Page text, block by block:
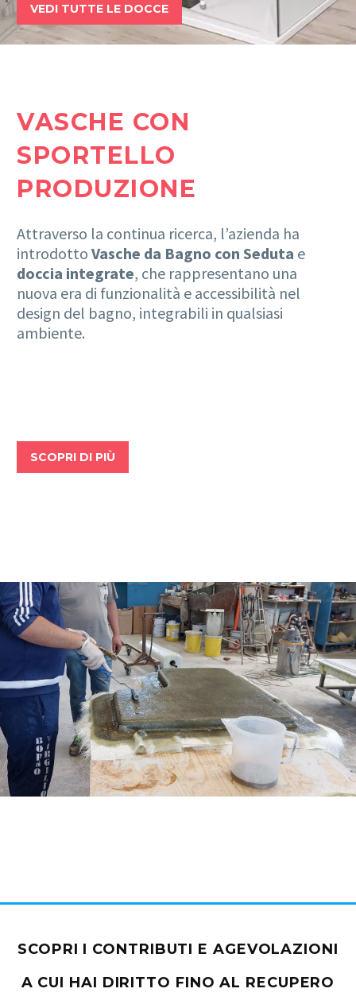
VEDI TUTTE LE DOCCE
VASCHE CON
SPORTELLO
PRODUZIONE
Attraverso la continua ricerca, l’azienda ha
introdotto Vasche da Bagno con Seduta e
doccia integrate, che rappresentano una
nuova era di funzionalità e accessibilità nel
design del bagno, integrabili in qualsiasi
ambiente.
SCOPRI DI PIÙ
SCOPRI I CONTRIBUTI E AGEVOLAZIONI
A CUI HAI DIRITTO FINO AL RECUPERO